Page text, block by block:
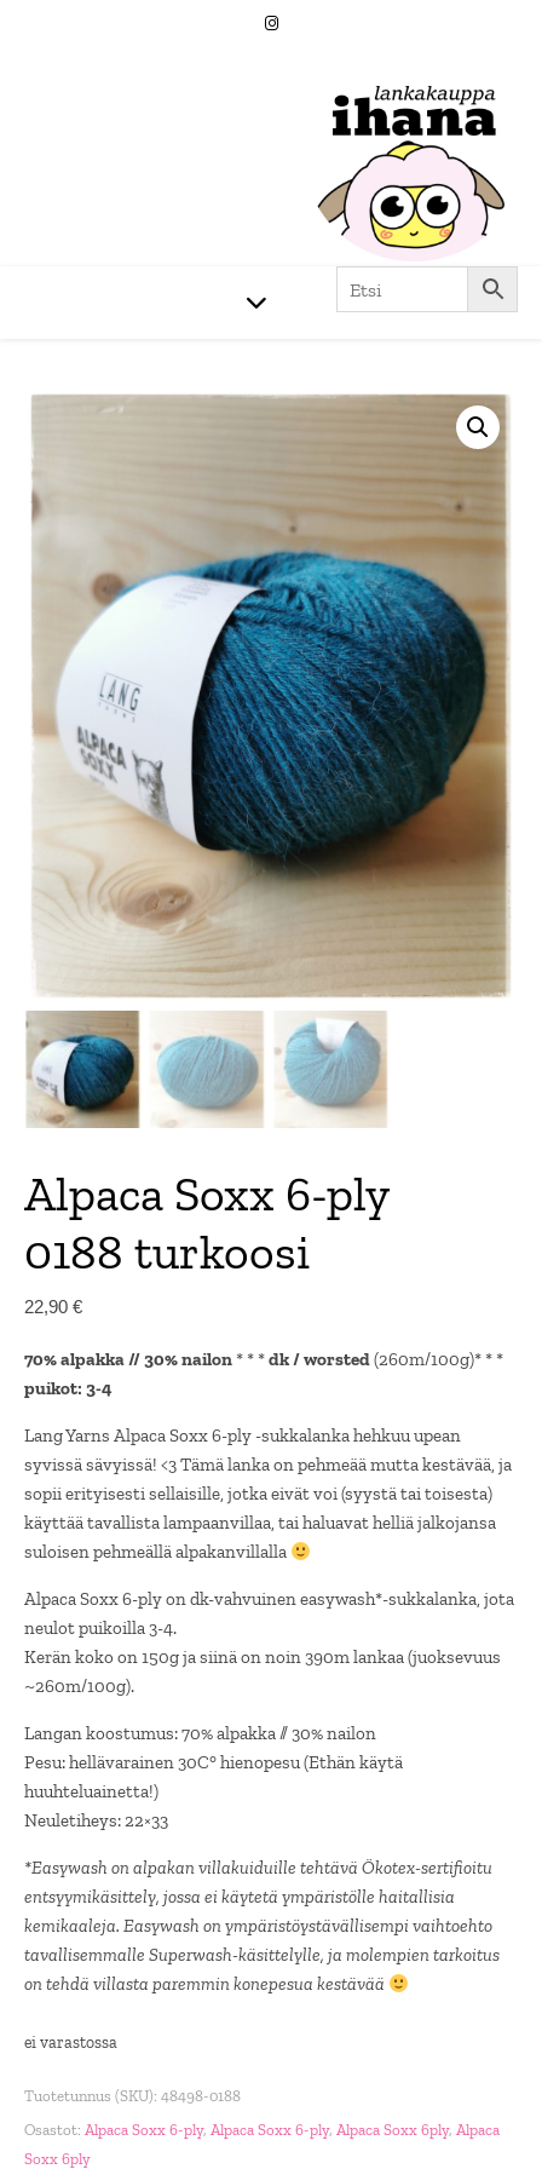
Alpaca Soxx 6-ply
0188 turkoosi
22,90 €
70% alpakka // 30% nailon * * *dk / worsted(260m/100g)* * *
puikot: 3-4
Lang Yarns Alpaca Soxx 6-ply -sukkalanka hehkuu upean
syvissä sävyissä! <3 Tämä lanka on pehmeää mutta kestävää, ja
sopii erityisesti sellaisille, jotka eivät voi (syystä tai toisesta)
käyttää tavallista lampaanvillaa, tai haluavat helliä jalkojansa
suloisen pehmeällä alpakanvillalla
Alpaca Soxx 6-ply on dk-vahvuinen easywash*-sukkalanka, jota
neulot puikoilla 3-4.
Kerän koko on 150g ja siinä on noin 390m lankaa (juoksevuus
~260m/100g).
Langan koostumus: 70% alpakka // 30% nailon
Pesu: hellävarainen 30C° hienopesu (Ethän käytä
huuhteluainetta!)
Neuletiheys: 22×33
*Easywash on alpakan villakuiduille tehtävä Ökotex-sertifioitu
entsyymikäsittely, jossa ei käytetä ympäristölle haitallisia
kemikaaleja. Easywash on ympäristöystävällisempi vaihtoehto
tavallisemmalle Superwash-käsittelylle, ja molempien tarkoitus
on tehdä villasta paremmin konepesua kestävää
ei varastossa
Tuotetunnus (SKU): 48498-0188
Osastot: Alpaca Soxx 6-ply, Alpaca Soxx 6-ply, Alpaca Soxx 6ply, Alpaca
Soxx 6ply